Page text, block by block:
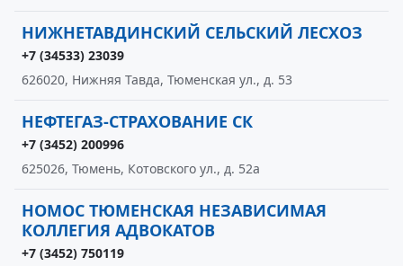
НИЖНЕТАВДИНСКИЙ СЕЛЬСКИЙ ЛЕСХОЗ
+7 (34533) 23039
626020, Нижняя Тавда, Тюменская ул., д. 53
НЕФТЕГАЗ-СТРАХОВАНИЕ СК
+7 (3452) 200996
625026, Тюмень, Котовского ул., д. 52а
НОМОС ТЮМЕНСКАЯ НЕЗАВИСИМАЯ
КОЛЛЕГИЯ АДВОКАТОВ
+7 (3452) 750119